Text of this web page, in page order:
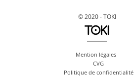
© 2020 - TOKI
Mention légales
CVG
Politique de confidentialité